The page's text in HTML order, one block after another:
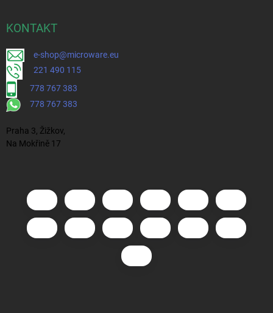
KONTAKT
e-shop@microware.eu
221 490 115
778 767 383
778 767 383
Praha 3, Žižkov,
Na Mokřině 17